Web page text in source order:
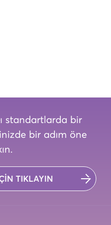
standartlarda bir
bir adım öne
TIKLAYIN